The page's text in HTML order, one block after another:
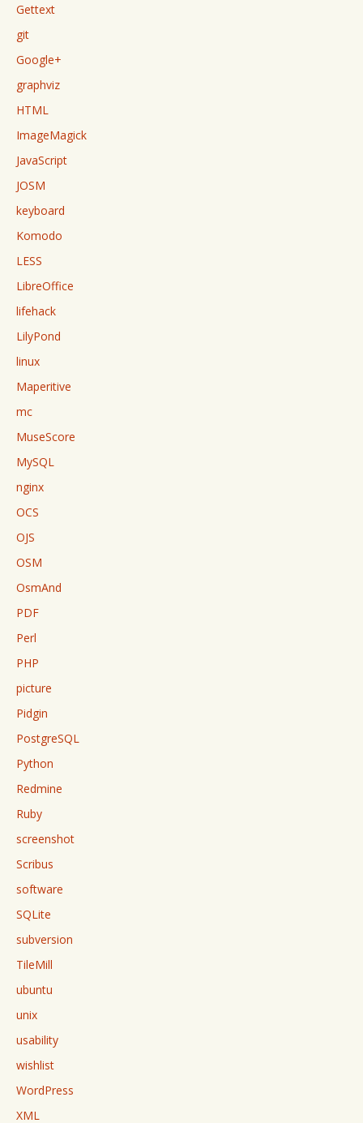
Gettext
git
Google+
graphviz
HTML
ImageMagick
JavaScript
JOSM
keyboard
Komodo
LESS
LibreOffice
lifehack
LilyPond
linux
Maperitive
mc
MuseScore
MySQL
nginx
OCS
OJS
OSM
OsmAnd
PDF
Perl
PHP
picture
Pidgin
PostgreSQL
Python
Redmine
Ruby
screenshot
Scribus
software
SQLite
subversion
TileMill
ubuntu
unix
usability
wishlist
WordPress
XML